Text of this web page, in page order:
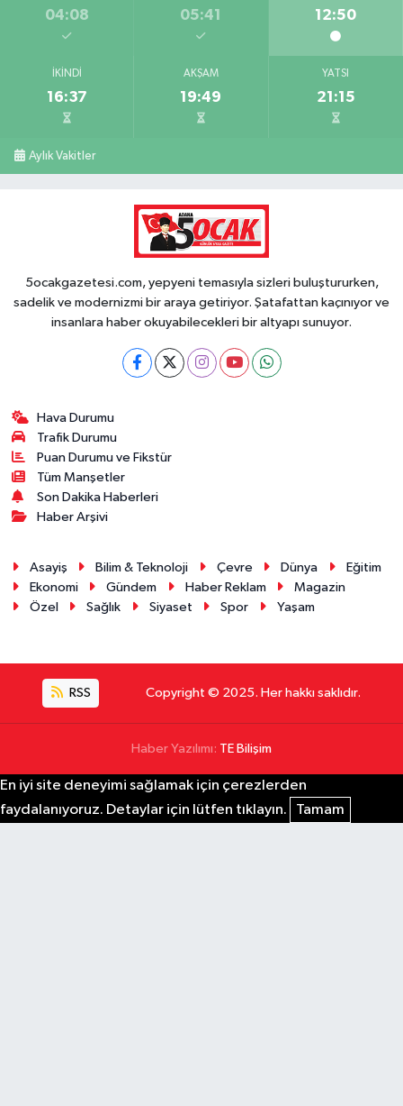
04:08 05:41 12:50
İKINDI
16:37
AKŞAM
19:49
YATSI
21:15
Aylık Vakitler
5ocakgazetesi.com, yepyeni temasıyla sizleri buluştururken,
sadelik ve modernizmi bir araya getiriyor. Şatafattan kaçınıyor ve
insanlara haber okuyabilecekleri bir altyapı sunuyor.
Hava Durumu
Trafik Durumu
Puan Durumu ve Fikstür
Tüm Manşetler
Son Dakika Haberleri
Haber Arşivi
Asayiş Bilim & Teknoloji Çevre Dünya
Eğitim
Ekonomi
Gündem Haber Reklam
Magazin
Özel
Sağlık Siyaset Spor Yaşam
RSS Copyright © 2025. Her hakkı saklıdır.
Haber Yazılımı: TE Bilişim
En iyi site deneyimi sağlamak için çerezlerden
faydalanıyoruz. Detaylar için lütfen tıklayın.
Tamam